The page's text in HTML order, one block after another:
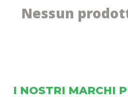
Nessun
I NOSTRI MARCHI